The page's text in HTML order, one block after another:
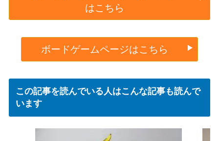
はこちら
ボードゲームページはこちら
この記事を読んでいる人はこんな記事も読んで
います